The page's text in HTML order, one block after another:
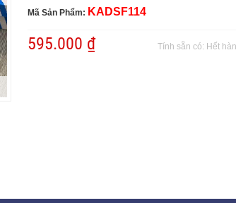
Mã Sản Phẩm: KADSF114
Tính sẵn có: Hết
595.000 ₫